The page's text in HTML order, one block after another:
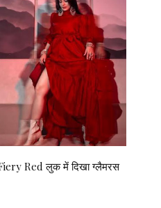
Red लुक में दिखा ग्लैमरस